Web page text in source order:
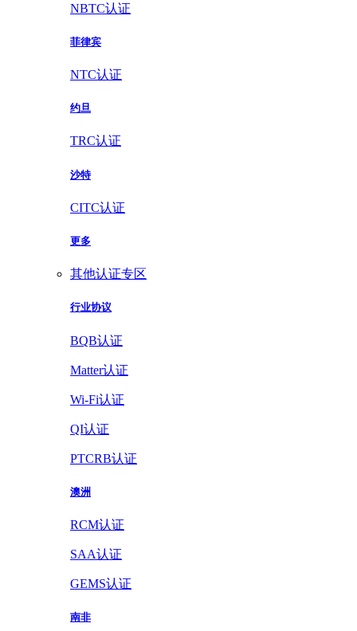
NBTC认证
菲律宾
NTC认证
约旦
TRC认证
沙特
CITC认证
更多
其他认证专区
行业协议
BQB认证
Matter认证
Wi-Fi认证
QI认证
PTCRB认证
澳洲
RCM认证
SAA认证
GEMS认证
南非